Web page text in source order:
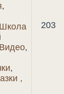
,
Школа
Видео,
,
,
203